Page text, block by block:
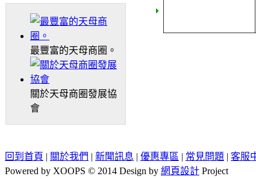
最豐富的天母商圈。
關於天母商圈發展協
會
回到首頁 | 關於我們 | 新聞訊息 | 優惠專區 | 常見問題 | 客服
Powered by XOOPS © 2014 Design by 網頁設計 Project